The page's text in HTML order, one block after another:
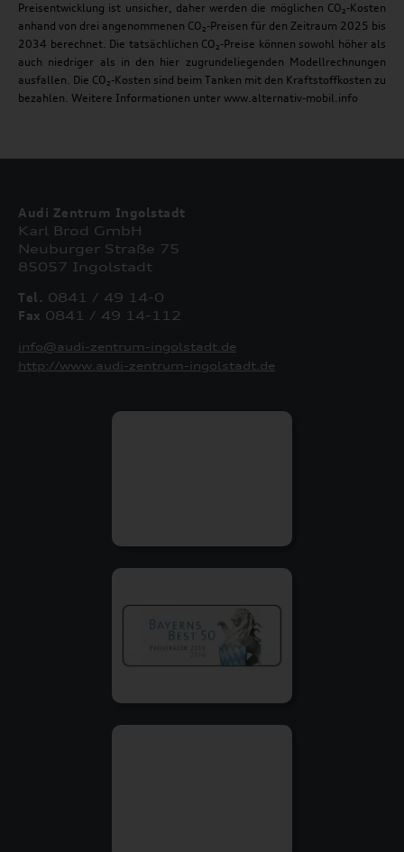
Preisentwicklung ist unsicher, daher werden die möglichen CO₂-Kosten
anhand von drei angenommenen CO₂-Preisen für den Zeitraum 2025 bis
2034 berechnet. Die tatsächlichen CO₂-Preise können sowohl höher als
auch niedriger als in den hier zugrundeliegenden Modellrechnungen
ausfallen. Die CO₂-Kosten sind beim Tanken mit den Kraftstoffkosten zu
bezahlen. Weitere Informationen unter www.alternativ-mobil.info
Audi Zentrum Ingolstadt
Karl Brod GmbH
Neuburger Straße 75
85057 Ingolstadt
Tel. 0841 / 49 14-0
Fax 0841 / 49 14-112
info@audi-zentrum-ingolstadt.de
http://www.audi-zentrum-ingolstadt.de